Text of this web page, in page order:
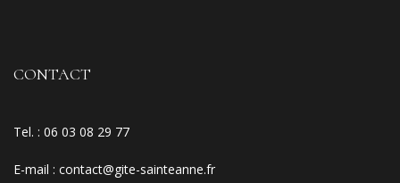
CONTACT
Tel. : 06 03 08 29 77
E-mail : contact@gite-sainteanne.fr